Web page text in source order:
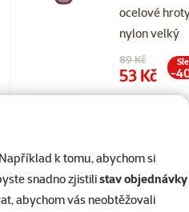
k tomu, abychom si
snadno zjistilistav objednávky
abychom vás neobtěžovali
ocelové
nylon velký
Původní cena
89 Kč
Cena
53 Kč -
Skladem